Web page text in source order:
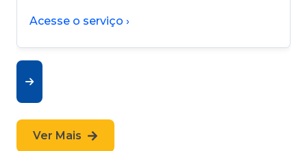
Acesse o serviço ›
Ver Mais